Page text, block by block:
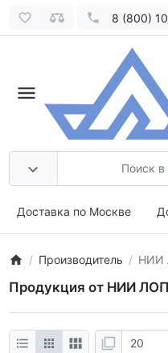
8 (800)
Доставка по Москве
Производитель НИИ
Продукция от НИИ